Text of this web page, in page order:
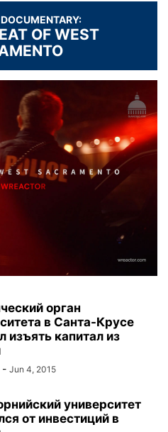
OF WEST
орган
в Санта-Крусе
изъять капитал из
- Jun 4, 2015
университет
от инвестиций в